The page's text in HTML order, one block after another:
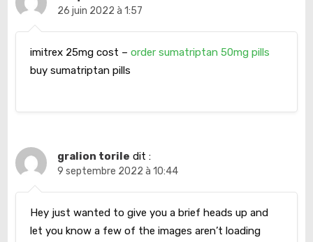
26 juin 2022 à 1:57
imitrex 25mg cost –order sumatriptan 50mg pills
buy sumatriptan pills
gralion torile dit :
9 septembre 2022 à 10:44
Hey just wanted to give you a brief heads up and
let you know a few of the images aren’t loading